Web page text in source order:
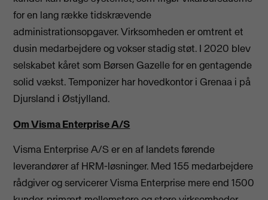
for en lang række tidskrævende
administrationsopgaver. Virksomheden er omtrent et
dusin medarbejdere og vokser stadig støt. I 2020 blev
selskabet kåret som Børsen Gazelle for en gentagende
solid vækst. Temponizer har hovedkontor i Grenaa i på
Djursland i Østjylland.
Om Visma Enterprise A/S
Visma Enterprise A/S er en af landets førende
leverandører af HRM-løsninger. Med 155 medarbejdere
rådgiver og servicerer Visma Enterprise mere end 1500